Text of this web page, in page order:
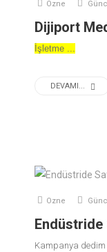
Ozne
Dijiport
İşletme ...
DEVAMI...
Ozne
Endüstride
Kampanya